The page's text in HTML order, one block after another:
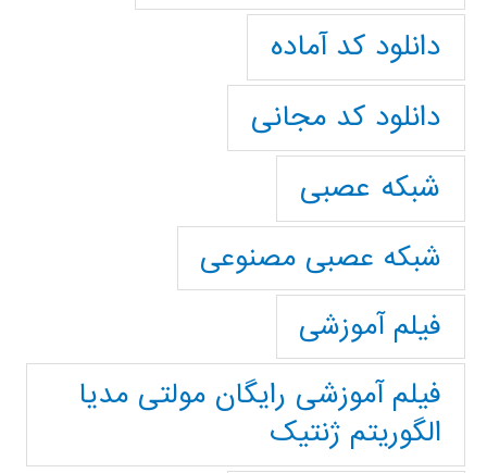
دانلود کد آماده
دانلود کد مجانی
شبکه عصبی
شبکه عصبی مصنوعی
فیلم آموزشی
فیلم آموزشی رایگان مولتی مدیا
الگوریتم ژنتیک